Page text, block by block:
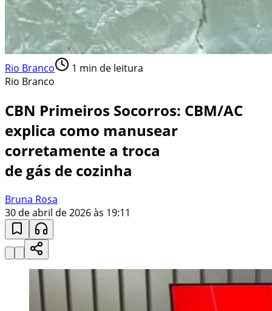
Rio Branco 1 min de leitura
Rio Branco
CBN Primeiros Socorros: CBM/AC
explica como manusear
corretamente a troca
de gás de cozinha
Bruna Rosa
30 de abril de 2026 às 19:11